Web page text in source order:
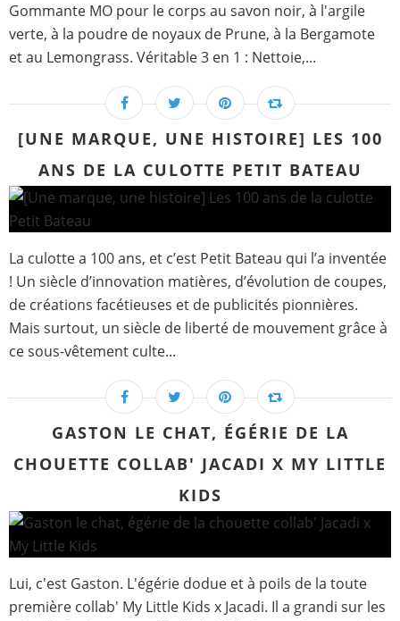
Gommante MO pour le corps au savon noir, à l'argile
verte, à la poudre de noyaux de Prune, à la Bergamote
et au Lemongrass. Véritable 3 en 1 : Nettoie,...
[UNE MARQUE, UNE HISTOIRE] LES 100
ANS DE LA CULOTTE PETIT BATEAU
La culotte a 100 ans, et c’est Petit Bateau qui l’a inventée
! Un siècle d’innovation matières, d’évolution de coupes,
de créations facétieuses et de publicités pionnières.
Mais surtout, un siècle de liberté de mouvement grâce à
ce sous-vêtement culte...
GASTON LE CHAT, ÉGÉRIE DE LA
CHOUETTE COLLAB' JACADI X MY LITTLE
KIDS
Lui, c'est Gaston. L'égérie dodue et à poils de la toute
première collab' My Little Kids x Jacadi. Il a grandi sur les